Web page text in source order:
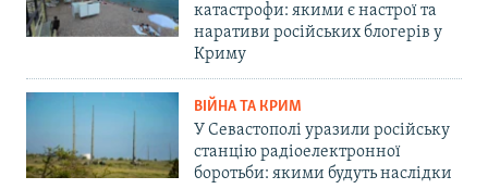
катастрофи: якими є настрої та
наративи російських блогерів у
Криму
ВІЙНА ТА КРИМ
У Севастополі уразили російську
станцію радіоелектронної
боротьби: якими будуть наслідки